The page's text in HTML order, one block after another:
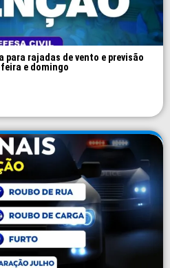
para rajadas de vento e previsão
e domingo